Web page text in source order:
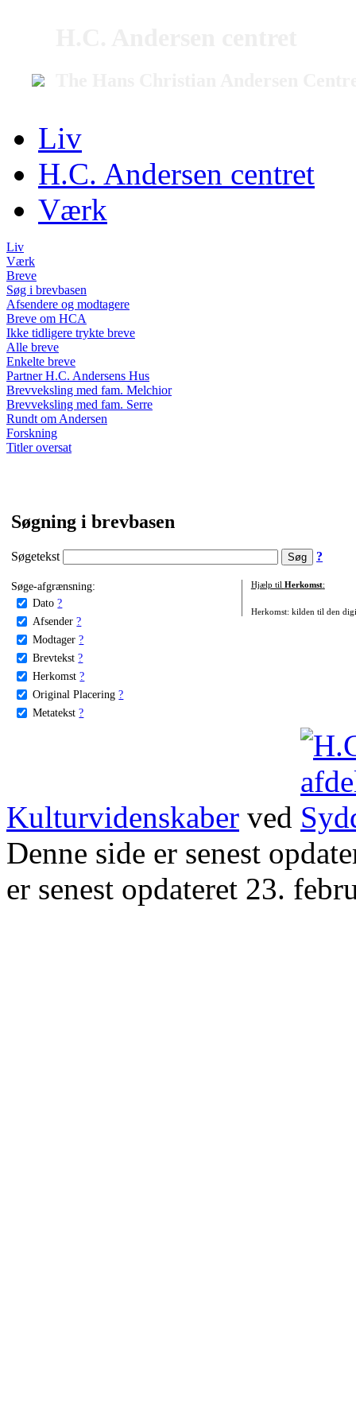
Liv
H.C. Andersen centret
Værk
Liv
Værk
Breve
Søg i brevbasen
Afsendere og modtagere
Breve om HCA
Ikke tidligere trykte breve
Alle breve
Enkelte breve
Partner H.C. Andersens Hus
Brevveksling med fam. Melchior
Brevveksling med fam. Serre
Rundt om Andersen
Forskning
Titler oversat
Søgning i brevbasen
Søgetekst ?
Søge-afgrænsning:
Dato ?
Afsender ?
Modtager ?
Brevtekst ?
Herkomst ?
Original Placering ?
Metatekst ?
Hjælp til Herkomst:
Herkomst: kilden til den
Kulturvidenskaber ved
Denne side er senest
er senest opdateret 23.